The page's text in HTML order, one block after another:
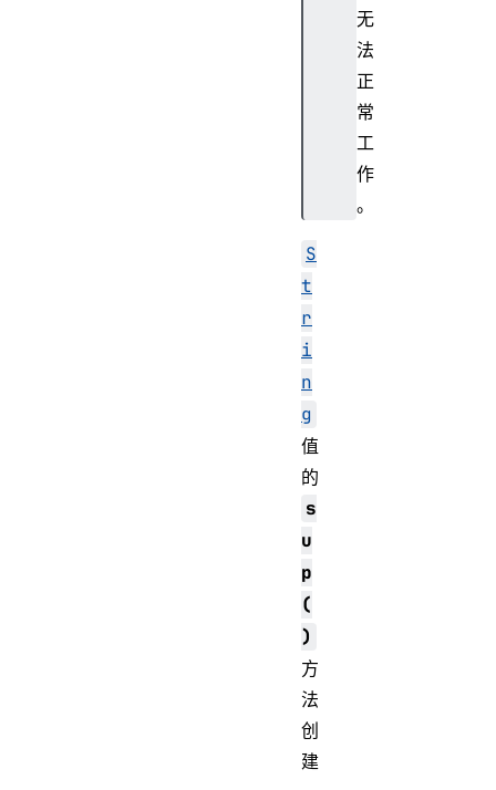
无
法
正
常
工
作
。
S
t
r
i
n
g
值
的
s
u
p
(
)
方
法
创
建